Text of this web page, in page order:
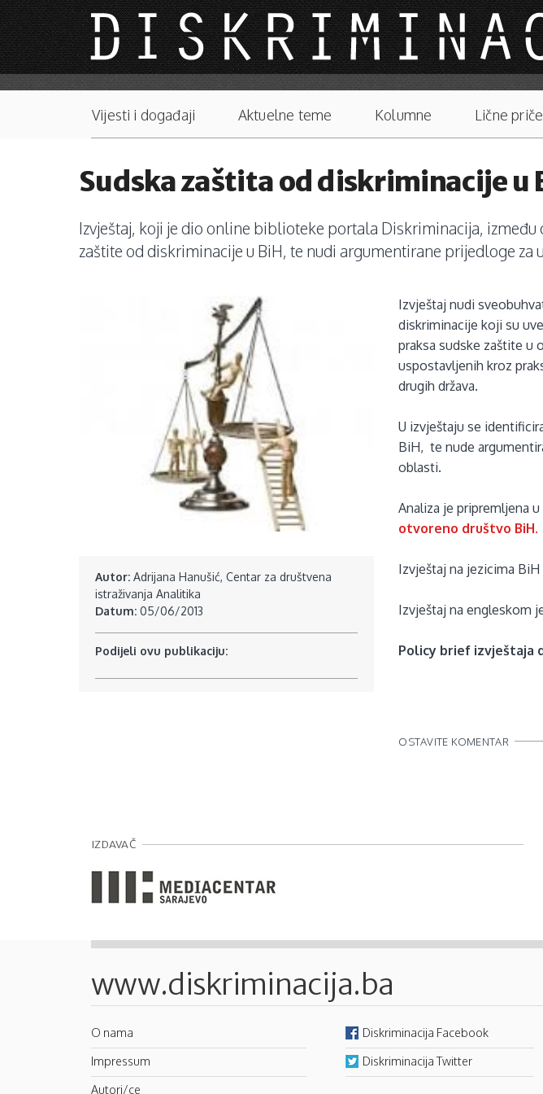
Skip to main content
Main menu
Vijesti i događaji Aktuelne teme Kolumne Lične priče
Sudska zaštita od diskriminacije u
Izvještaj, koji je dio online biblioteke portala Diskriminacija,
zaštite od diskriminacije u BiH, te nudi argumentirane prijedloge za
Autor: Adrijana Hanušić, Centar za društvena
istraživanja Analitika
Datum: 05/06/2013
Podijeli ovu publikaciju:
Izvještaj nudi
diskriminacije koji su
praksa sudske zaštite u
uspostavljenih kroz
drugih država.
U izvještaju se
BiH, te nude
oblasti.
Analiza je pripremljena
otvoreno društvo BiH.
Izvještaj na jezicima
Izvještaj na engleskom
Policy brief izvještaja
OSTAVITE KOMENTAR
IZDAVAČ
www.diskriminacija.ba
O nama
Impressum
Autori/ce
Diskriminacija Facebook
Diskriminacija Twitter